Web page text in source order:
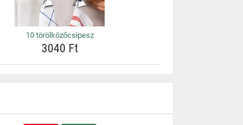
10 törölközőcsipesz
3040 Ft